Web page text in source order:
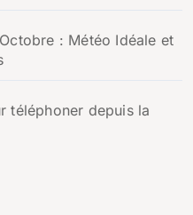
: Météo Idéale et
téléphoner depuis la